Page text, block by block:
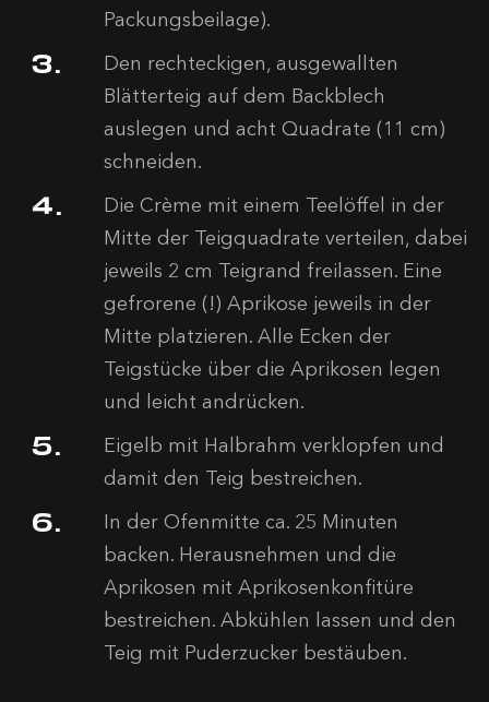
Packungsbeilage).
Den rechteckigen, ausgewallten
Blätterteig auf dem Backblech
auslegen und acht Quadrate (11 cm)
schneiden.
Die Crème mit einem Teelöffel in der
Mitte der Teigquadrate verteilen, dabei
jeweils 2 cm Teigrand freilassen. Eine
gefrorene (!) Aprikose jeweils in der
Mitte platzieren. Alle Ecken der
Teigstücke über die Aprikosen legen
und leicht andrücken.
Eigelb mit Halbrahm verklopfen und
damit den Teig bestreichen.
In der Ofenmitte ca. 25 Minuten
backen. Herausnehmen und die
Aprikosen mit Aprikosenkonfitüre
bestreichen. Abkühlen lassen und den
Teig mit Puderzucker bestäuben.